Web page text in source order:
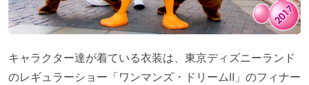
キャラクター達が着ている衣装は、東京ディズニーランド
のレギュラーショー「ワンマンズ・ドリームⅡ」のフィナー